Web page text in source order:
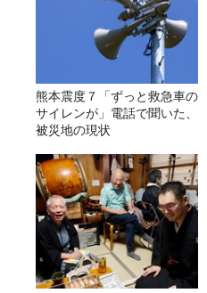
熊本震度７「ずっと救急車の
サイレンが」電話で聞いた、
被災地の現状